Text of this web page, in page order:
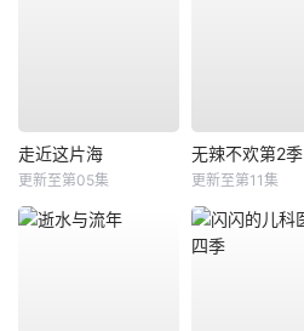
走近这片海
更新至第05集
无辣不欢第2季
更新至第11集